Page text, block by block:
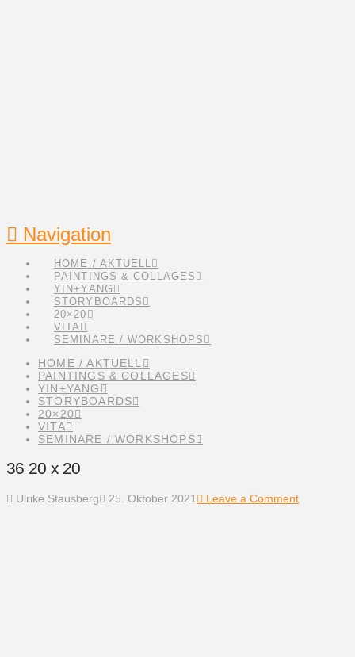
Navigation
HOME / AKTUELL
PAINTINGS & COLLAGES
YIN+YANG
STORYBOARDS
20×20
VITA
SEMINARE / WORKSHOPS
HOME / AKTUELL
PAINTINGS & COLLAGES
YIN+YANG
STORYBOARDS
20×20
VITA
SEMINARE / WORKSHOPS
36 20 x 20
Ulrike Stausberg 25. Oktober 2021 Leave a Comment